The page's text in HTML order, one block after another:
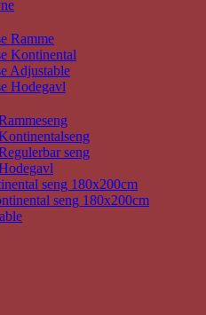
Ramme
Kontinental
Adjustable
Hodegavl
seng
seng 180x200cm
seng 180x200cm